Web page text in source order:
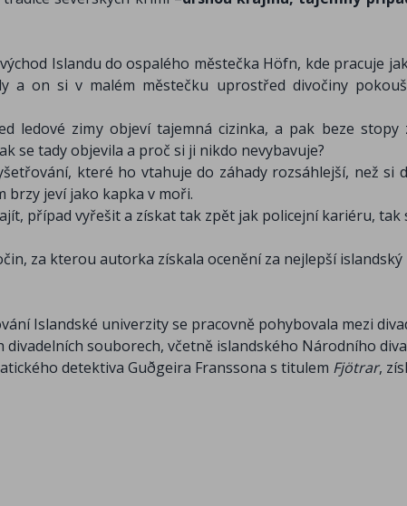
Islandu do ospalého městečka Höfn, kde pracuje
a on si v malém městečku uprostřed divočiny
ledové zimy objeví tajemná cizinka, a pak beze stopy
se tady objevila a proč si ji nikdo nevybavuje?
které ho vtahuje do záhady rozsáhlejší, než si
brzy jeví jako kapka v moři.
případ vyřešit a získat tak zpět jak policejní kariéru, tak
za kterou autorka získala ocenění za nejlepší
Islandské univerzity se pracovně pohybovala mezi
souborech, včetně islandského Národního
detektiva Guðgeira Franssona s titulem Fjötrar,